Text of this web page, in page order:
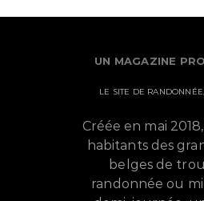
UN MAGAZINE
LE SITE DE
Créée en mai
habitants des
belges de
randonnée ou